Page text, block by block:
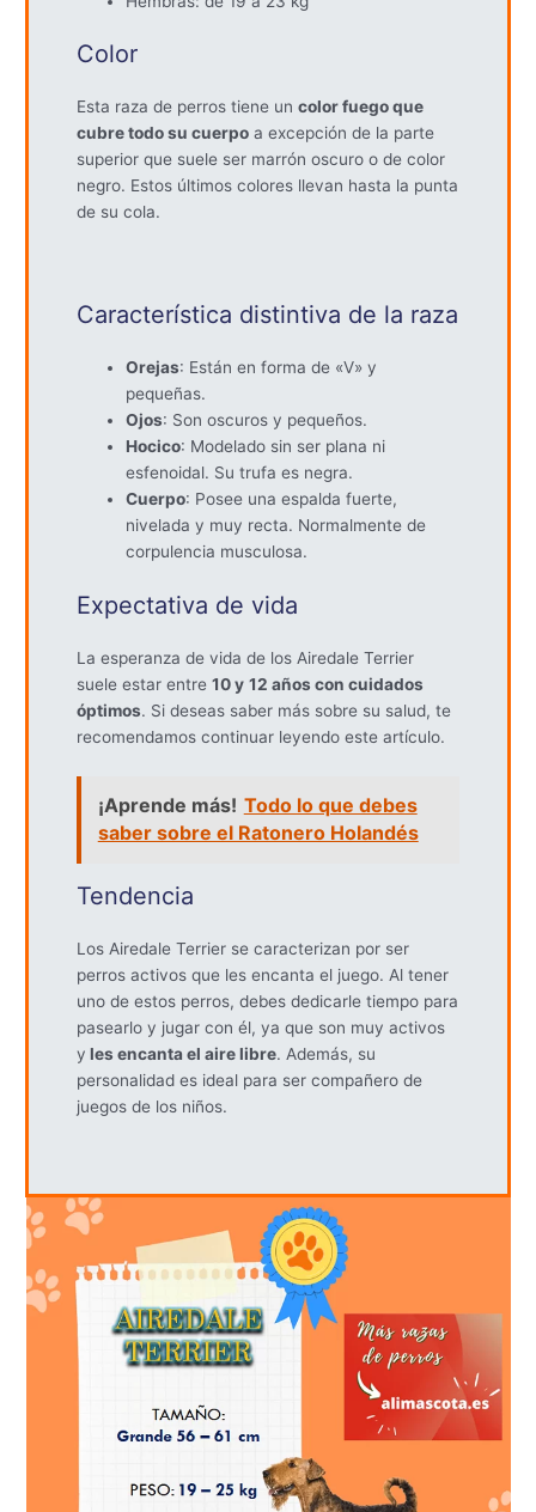
Color
Esta raza de perros tiene uncolor fuego que
cubre todo su cuerpo a excepción de la parte
superior que suele ser marrón oscuro o de color
negro. Estos últimos colores llevan hasta la punta
de su cola.
Característica distintiva de la raza
Orejas: Están en forma de «V» y
pequeñas.
Ojos: Son oscuros y pequeños.
Hocico: Modelado sin ser plana ni
esfenoidal. Su trufa es negra.
Cuerpo: Posee una espalda fuerte,
nivelada y muy recta. Normalmente de
corpulencia musculosa.
Expectativa de vida
La esperanza de vida de los Airedale Terrier
suele estar entre10 y 12 años con cuidados
óptimos. Si deseas saber más sobre su salud, te
recomendamos continuar leyendo este artículo.
¡Aprende más! Todo lo que debes
saber sobre el Ratonero Holandés
Tendencia
Los Airedale Terrier se caracterizan por ser
perros activos que les encanta el juego. Al tener
uno de estos perros, debes dedicarle tiempo para
pasearlo y jugar con él, ya que son muy activos
y les encanta el aire libre. Además, su
personalidad es ideal para ser compañero de
juegos de los niños.